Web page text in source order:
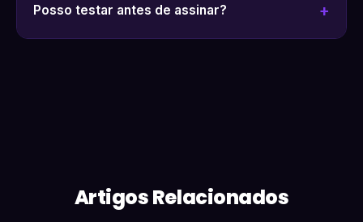
Posso testar antes de assinar?
Artigos Relacionados